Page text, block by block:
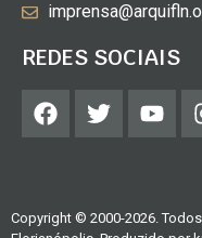
REDES SOCIAIS
Copyright © 2000-2026.